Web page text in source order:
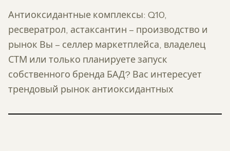
Антиоксидантные комплексы: Q10,
ресвератрол, астаксантин – производство и
рынок Вы – селлер маркетплейса, владелец
СТМ или только планируете запуск
собственного бренда БАД? Вас интересует
трендовый рынок антиоксидантных